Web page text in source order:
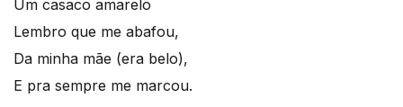
Um casaco amarelo
Lembro que me abafou,
Da minha mãe (era belo),
E pra sempre me marcou.